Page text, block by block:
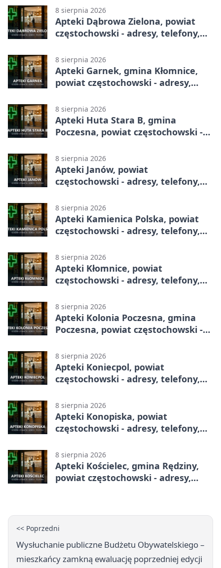
8 sierpnia 2026
Apteki Dąbrowa Zielona, powiat
częstochowski - adresy, telefony,
8 sierpnia 2026
Apteki Garnek, gmina Kłomnice,
powiat częstochowski - adresy,
8 sierpnia 2026
Apteki Huta Stara B, gmina
Poczesna, powiat częstochowski -
8 sierpnia 2026
Apteki Janów, powiat
częstochowski - adresy, telefony,
8 sierpnia 2026
Apteki Kamienica Polska, powiat
częstochowski - adresy, telefony,
8 sierpnia 2026
Apteki Kłomnice, powiat
częstochowski - adresy, telefony,
8 sierpnia 2026
Apteki Kolonia Poczesna, gmina
Poczesna, powiat częstochowski -
8 sierpnia 2026
Apteki Koniecpol, powiat
częstochowski - adresy, telefony,
8 sierpnia 2026
Apteki Konopiska, powiat
częstochowski - adresy, telefony,
8 sierpnia 2026
Apteki Kościelec, gmina Rędziny,
powiat częstochowski - adresy,
<< Poprzedni
Wysłuchanie publiczne Budżetu Obywatelskiego –
mieszkańcy zamkną ewaluację poprzedniej edycji